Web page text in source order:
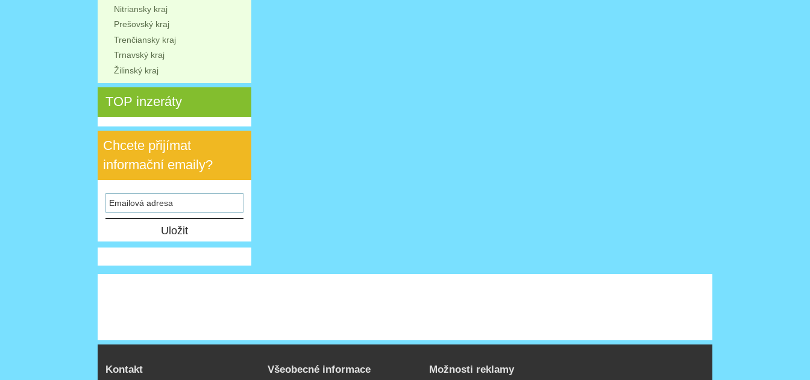
Nitriansky kraj
Prešovský kraj
Trenčiansky kraj
Trnavský kraj
Žilinský kraj
TOP inzeráty
Chcete přijímat
informační emaily?
Kontakt Všeobecné informace Možnosti reklamy